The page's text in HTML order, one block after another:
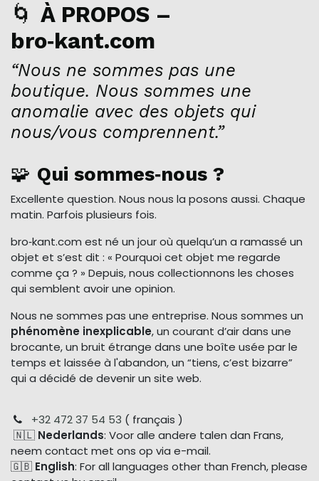
🌀 À PROPOS –
bro‑kant.com
“Nous ne sommes pas une
boutique. Nous sommes une
anomalie avec des objets qui
nous/vous comprennent.”
🧩 Qui sommes‑nous ?
Excellente question. Nous nous la posons aussi. Chaque
matin. Parfois plusieurs fois.
bro‑kant.com est né un jour où quelqu’un a ramassé un
objet et s’est dit : « Pourquoi cet objet me regarde
comme ça ? » Depuis, nous collectionnons les choses
qui semblent avoir une opinion.
Nous ne sommes pas une entreprise. Nous sommes un
phénomène inexplicable, un courant d’air dans une
brocante, un bruit étrange dans une boîte usée par le
temps et laissée à l'abandon, un “tiens, c’est bizarre”
qui a décidé de devenir un site web.
+32 472 37 54 53 ( français )
🇳🇱 Nederlands: Voor alle andere talen dan Frans,
neem contact met ons op via e-mail.
🇬🇧 English: For all languages other than French, please